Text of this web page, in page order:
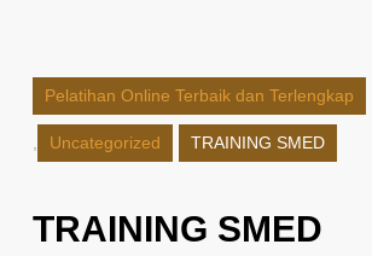
Pelatihan Online Terbaik dan Terlengkap
Uncategorized TRAINING SMED
TRAINING SMED